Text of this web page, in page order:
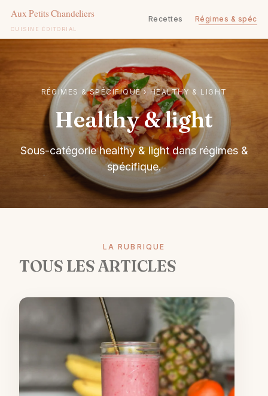
CUISINE ÉDITORIAL
Recettes Régimes &
au
RÉGIMES & SPÉCIFIQUE › HEALTHY & LIGHT
Healthy & light
Sous-catégorie healthy & light dans régimes &
spécifique.
LA RUBRIQUE
TOUS LES ARTICLES